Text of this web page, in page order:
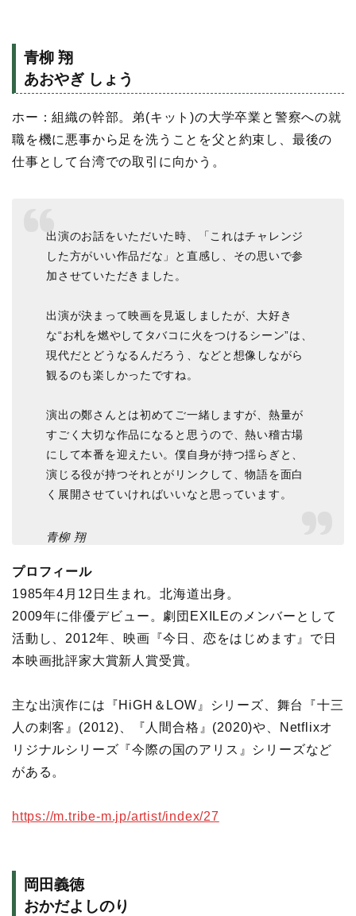
青柳 翔
あおやぎ しょう
ホー：組織の幹部。弟(キット)の大学卒業と警察への就
職を機に悪事から足を洗うことを父と約束し、最後の
仕事として台湾での取引に向かう。
出演のお話をいただいた時、「これはチャレンジ
した方がいい作品だな」と直感し、その思いで参
加させていただきました。
出演が決まって映画を見返しましたが、大好き
な“お札を燃やしてタバコに火をつけるシーン”は、
現代だとどうなるんだろう、などと想像しながら
観るのも楽しかったですね。
演出の鄭さんとは初めてご一緒しますが、熱量が
すごく大切な作品になると思うので、熱い稽古場
にして本番を迎えたい。僕自身が持つ揺らぎと、
演じる役が持つそれとがリンクして、物語を面白
く展開させていければいいなと思っています。
青柳 翔
プロフィール
1985年4月12日生まれ。北海道出身。
2009年に俳優デビュー。劇団EXILEのメンバーとして
活動し、2012年、映画『今日、恋をはじめます』で日
本映画批評家大賞新人賞受賞。
主な出演作には『HiGH＆LOW』シリーズ、舞台『十三
人の刺客』(2012)、『人間合格』(2020)や、Netflixオ
リジナルシリーズ『今際の国のアリス』シリーズなど
がある。
https://m.tribe-m.jp/artist/index/27
岡田義徳
おかだよしのり